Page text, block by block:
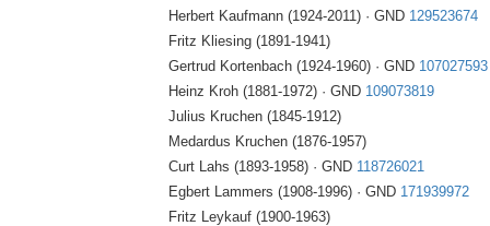
Herbert Kaufmann (1924-2011) · GND 129523674
Fritz Kliesing (1891-1941)
Gertrud Kortenbach (1924-1960) · GND 107027593
Heinz Kroh (1881-1972) · GND 109073819
Julius Kruchen (1845-1912)
Medardus Kruchen (1876-1957)
Curt Lahs (1893-1958) · GND 118726021
Egbert Lammers (1908-1996) · GND 171939972
Fritz Leykauf (1900-1963)